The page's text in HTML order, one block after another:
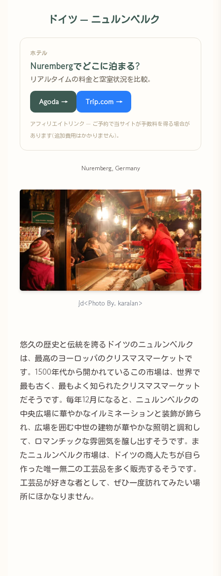
ドイツ — ニュルンベルク
ホテル
Nurembergでどこに泊まる?
リアルタイムの料金と空室状況を比較。
Agoda → Trip.com →
アフィリエイトリンク — ご予約で当サイトが手数料を得る場合が
あります(追加費用はかかりません)。
Nuremberg, Germany
jd<Photo By. karaian>
悠久の歴史と伝統を誇るドイツのニュルンベルク
は、最高のヨーロッパのクリスマスマーケットで
す。1500年代から開かれているこの市場は、世界で
最も古く、最もよく知られたクリスマスマーケット
だそうです。毎年12月になると、ニュルンベルクの
中央広場に華やかなイルミネーションと装飾が飾ら
れ、広場を囲む中世の建物が華やかな照明と調和し
て、ロマンチックな雰囲気を醸し出すそうです。ま
たニュルンベルク市場は、ドイツの商人たちが自ら
作った唯一無二の工芸品を多く販売するそうです。
工芸品が好きな者として、ぜひ一度訪れてみたい場
所にほかなりません。